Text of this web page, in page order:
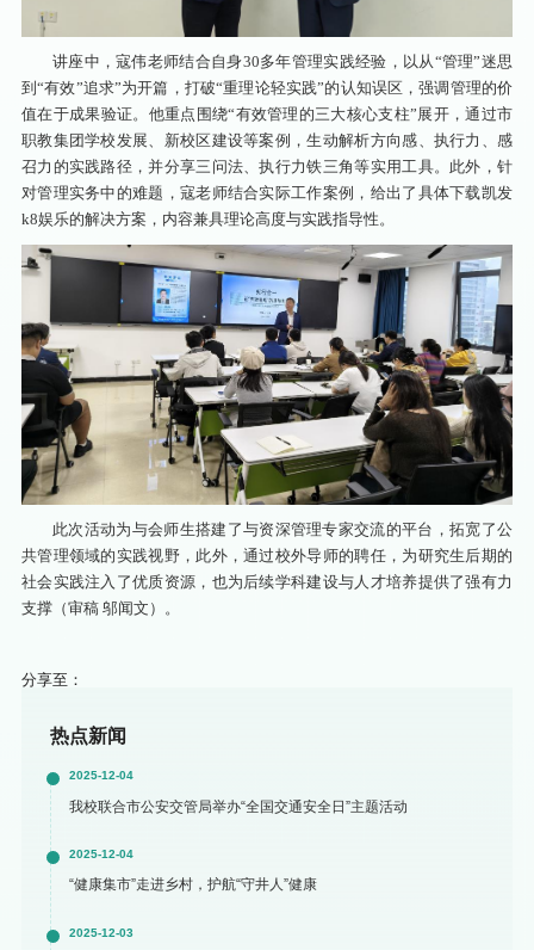
讲座中，寇伟老师结合自身30多年管理实践经验，以从“管理”迷思
到“有效”追求”为开篇，打破“重理论轻实践”的认知误区，强调管理的价
值在于成果验证。他重点围绕“有效管理的三大核心支柱”展开，通过市
职教集团学校发展、新校区建设等案例，生动解析方向感、执行力、感
召力的实践路径，并分享三问法、执行力铁三角等实用工具。此外，针
对管理实务中的难题，寇老师结合实际工作案例，给出了具体下载凯发
k8娱乐的解决方案，内容兼具理论高度与实践指导性。
此次活动为与会师生搭建了与资深管理专家交流的平台，拓宽了公
共管理领域的实践视野，此外，通过校外导师的聘任，为研究生后期的
社会实践注入了优质资源，也为后续学科建设与人才培养提供了强有力
支撑（审稿 邬闻文）。
分享至：
热点新闻
2025-12-04
我校联合市公安交管局举办“全国交通安全日”主题活动
2025-12-04
“健康集市”走进乡村，护航“守井人”健康
2025-12-03